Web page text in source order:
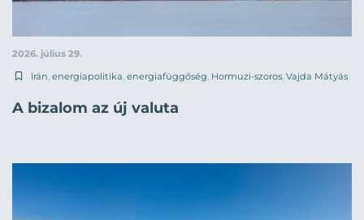
2026. július 29.
Irán, energiapolitika, energiafüggőség, Hormuzi-szoros, Vajda Mátyás
A bizalom az új valuta